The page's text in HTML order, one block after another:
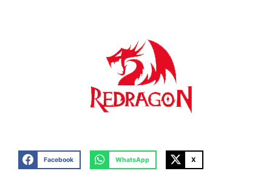
Facebook WhatsApp X